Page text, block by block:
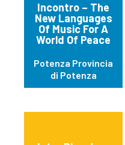
Incontro – The
New Languages
Of Music For A
World Of Peace
Potenza Provincia
di Potenza